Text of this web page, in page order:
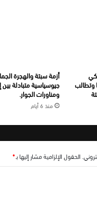
وتطالب
أزمة سبتة والهجرة
جيوسياسية متبادلة بين
ومناورات الجوار.
منذ 6 أيام
الحقول الإلزامية مشار إليها بـ*